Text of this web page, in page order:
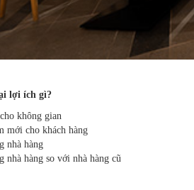
lợi ích gì?
không gian
mới cho khách hàng
nhà hàng
nhà hàng so với nhà hàng cũ